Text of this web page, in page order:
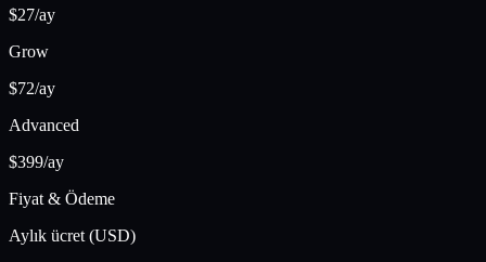
$27/ay
Grow
$72/ay
Advanced
$399/ay
Fiyat & Ödeme
Aylık ücret (USD)